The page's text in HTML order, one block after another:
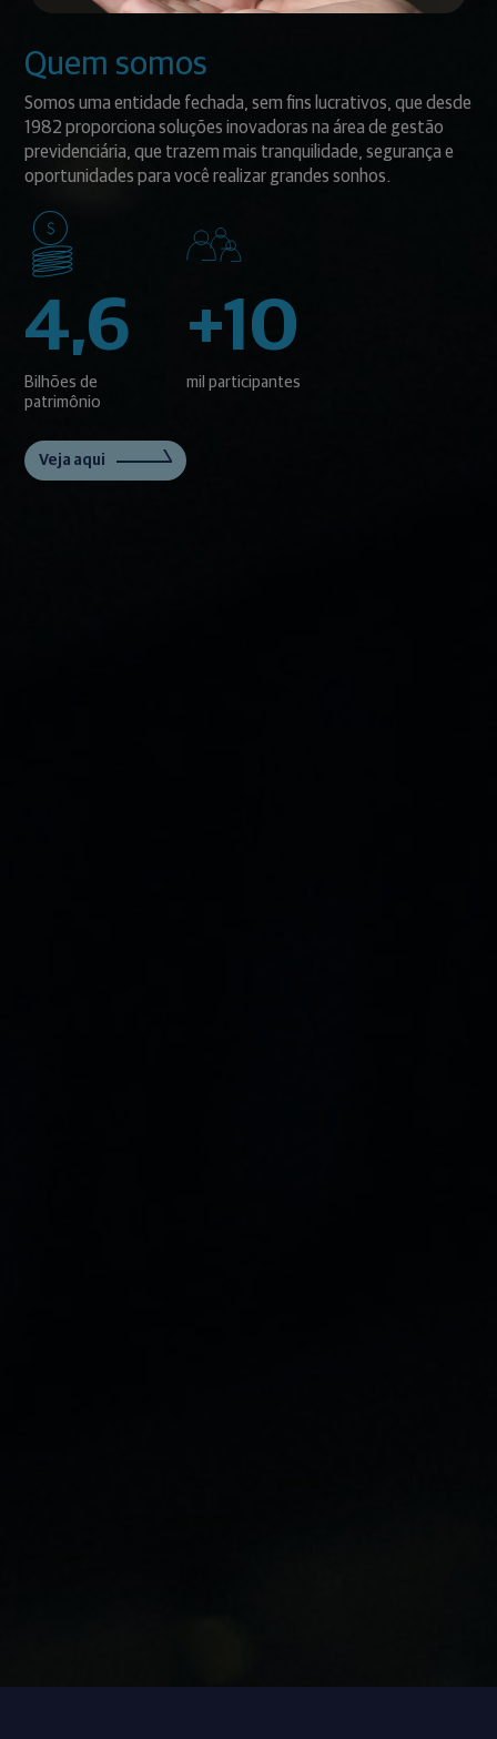
Quem somos
Somos uma entidade fechada, sem fins lucrativos, que desde
1982 proporciona soluções inovadoras na área de gestão
previdenciária, que trazem mais tranquilidade, segurança e
oportunidades para você realizar grandes sonhos.
4,6
Bilhões de
patrimônio
+10
mil participantes
Veja aqui